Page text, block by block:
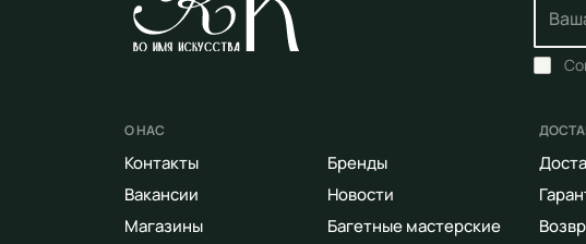
О НАС
Контакты
Вакансии
Магазины
Бренды
Новости
Багетные мастерские